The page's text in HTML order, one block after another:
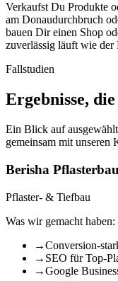
Verkaufst Du Produkte
am Donaudurchbruch
bauen Dir einen Shop
zuverlässig läuft wie der
Fallstudien
Ergebnisse,
Ein Blick auf
gemeinsam mit unseren
Berisha Pflasterbau
Pflaster- & Tiefbau
Was wir gemacht haben:
→Conversion-
→ SEO für Top-
→Google